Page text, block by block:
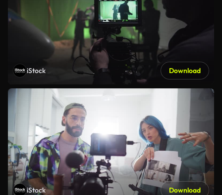
iStock Download
iStock Download